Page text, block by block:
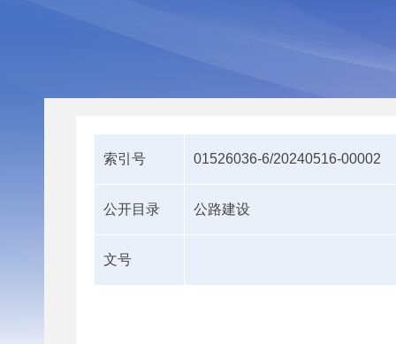
索引号 01526036-6/20240516-00002
公开目录 公路建设
文号